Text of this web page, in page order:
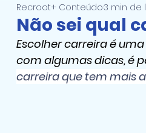
Não sei qual
Recroot+ Conteúdo3 min de
Escolher carreira é
com algumas dicas, é
carreira que tem mais